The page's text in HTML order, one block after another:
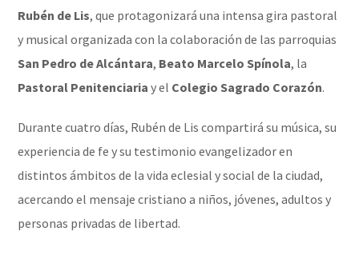
Rubén de Lis, que protagonizará una intensa gira pastoral
y musical organizada con la colaboración de las parroquias
San Pedro de Alcántara, Beato Marcelo Spínola, la
Pastoral Penitenciaria y el Colegio Sagrado Corazón.
Durante cuatro días, Rubén de Lis compartirá su música, su
experiencia de fe y su testimonio evangelizador en
distintos ámbitos de la vida eclesial y social de la ciudad,
acercando el mensaje cristiano a niños, jóvenes, adultos y
personas privadas de libertad.